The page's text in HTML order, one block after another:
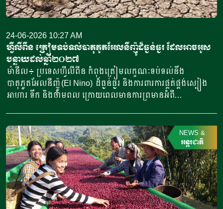
ឆ្នាំ២០២៦នេះ។ លោកមានប្រសាសន៍ដូច្នេះថា “យើងបានចាប់ផ្តើមធ្វើ
ពាណិជ្ជកម្មជាមួយអូស្ត្រាលី ហើយឥឡូវនេះកំពុងពិភាក្សាជាមួយប្រទេស
ផ្សេងទៀត រួមមានបង់ក្លាដែស ឥណ្ឌា និងប្រទេសមួយចំនួនទៀតនៅ
អាស៊ី”។ លោក រ៉ាស់ម៉ាដ ព្រីបាឌី បានពន្យល់ថា ការចរចានេះធ្វើឡើង
បន្ទាប់ពីការសម្រេចចិត្តរបស់រដ្ឋាភិបាលក្នុង
ការបែងចែកទិន្នផលជីលើសពីតម្រូវការក្នុងស្រុក សម្រាប់នាំចេញទៅ
ក្រៅប្រទេស។ ទោះបីជាយ៉ាងនេះក្តី លោកបានធានាដល់
សាធារណជនថា លោកប្រធានាធិបតីឥណ្ឌូណេស៊ី បានចេញសេចក្តី
ណែនាំរួចហើយ ដើម្បីធានាឱ្យបាននូវការផ្គត់ផ្គង់គ្រប់គ្រាន់សម្រាប់
កសិករក្នុងស្រុកជាមុនសិន។ លោកបានបន្តថា ដោយសារតម្រូវការក្នុង
ស្រុកគ្រប់គ្រាន់ហើយ ដូច្នេះប្រទេសឥណ្ឌូណេស៊ី […]
24-06-2026 10:27 AM
ហ្វីលីពីន ត្រៀមទប់ទល់បាតុភូតអែលនីញ៉ូដ៏ធ្ងន់ធ្ងរ ដែលអាចអូស
បន្លាយដល់ឆ្នាំ២០២៧
ម៉ានីល៖ ប្រទេសហ្វីលីពីន កំពុងត្រៀមលក្ខណៈទប់ទល់នឹង
បាតុភូតអែលនីញ៉ូ (El Nino) ដ៏ធ្ងន់ធ្ងរ និងការពារការផ្គត់ផ្គង់ស្បៀង
អាហារ ទឹក និងថាមពល ក្រោយពេលមានការព្រមានអំពី
កិច្ចទូទាំងប្រទេសហ្វីលីពីន។ យោងតាមសារព័ត៌មានរបស់ហ្វីលីពីន
បានចេញផ្សាយថា លោកប្រធានាធិបតីហ្វីលីពីន កាលពីថ្ងៃទី២២
ខែមុថុនា ឆ្នាំ២០២៦ បានថ្លែងថា ទីភ្នាក់ងាររដ្ឋាភិបាលកំពុងបង្កើនការ
ត្រៀមលក្ខណៈ ខណៈការព្យាករណ៍បានចង្អុលបង្ហាញពីស្ថានភាពគ្រោះ
រាំងស្ងួតហួតហែង ដែលអាចបង្កផលប៉ះពាល់ដល់វិស័យសំខាន់ៗរបស់
ប្រទេស។ លោកប្រធានាធិបតី បានថ្លែងក្នុងពិធីសម្ពោធគម្រោង
ធារាសាស្ត្រអាងស្តុកទឹកមួយ ស្ថិតនៅក្នុងភាគកណ្តាលប្រទេសហ្វីលីពីន
NEWS &
អន្តរជាតិ